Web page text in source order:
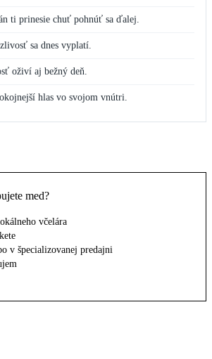
ti prinesie chuť pohnúť sa ďalej.
sa dnes vyplatí.
oživí aj bežný deň.
hlas vo svojom vnútri.
med?
včelára
v špecializovanej predajni